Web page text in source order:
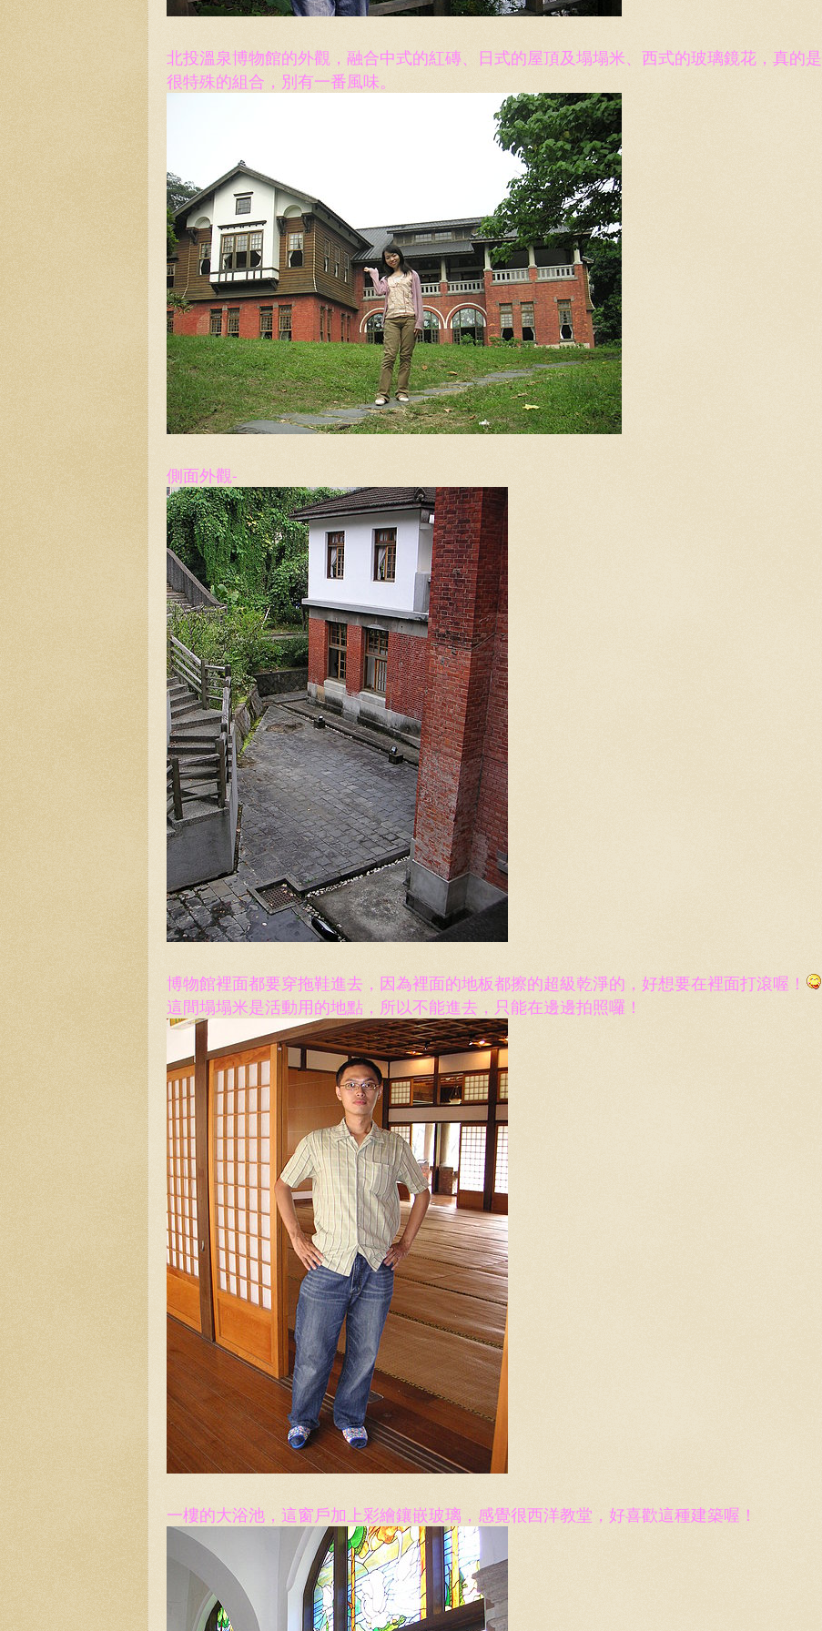
北投溫泉博物館的外觀，融合中式的紅磚、日式的屋頂及塌塌米、西式的玻璃鏡花，真的是
很特殊的組合，別有一番風味。
側面外觀-
博物館裡面都要穿拖鞋進去，因為裡面的地板都擦的超級乾淨的，好想要在裡面打滾喔！
這間塌塌米是活動用的地點，所以不能進去，只能在邊邊拍照囉！
一樓的大浴池，這窗戶加上彩繪鑲嵌玻璃，感覺很西洋教堂，好喜歡這種建築喔！